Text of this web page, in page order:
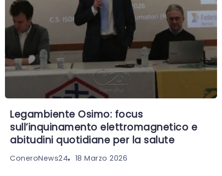
Legambiente Osimo: focus
sull’inquinamento elettromagnetico e
abitudini quotidiane per la salute
ConeroNews24 18 Marzo 2026